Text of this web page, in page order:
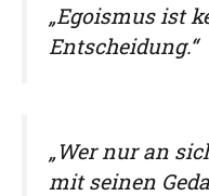
„Egoismus ist
Entscheidung.“
„Wer nur an
mit seinen